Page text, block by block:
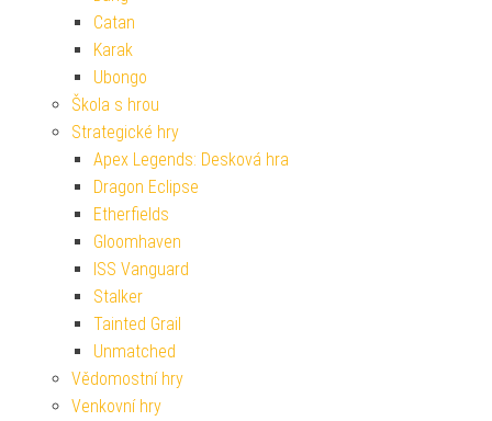
Catan
Karak
Ubongo
Škola s hrou
Strategické hry
Apex Legends: Desková hra
Dragon Eclipse
Etherfields
Gloomhaven
ISS Vanguard
Stalker
Tainted Grail
Unmatched
Vědomostní hry
Venkovní hry